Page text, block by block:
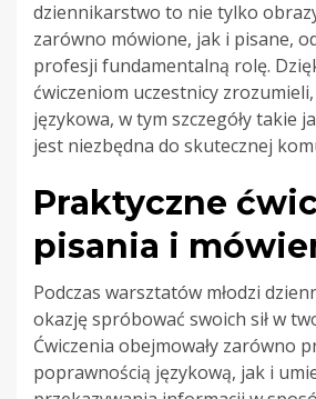
dziennikarstwo to nie tylko obrazy
zarówno mówione, jak i pisane,
profesji fundamentalną rolę.
ćwiczeniom uczestnicy
językowa, w tym szczegóły takie
jest niezbędna do skutecznej
Praktyczne
pisania i
Podczas warsztatów młodzi
okazję spróbować swoich sił w
Ćwiczenia obejmowały zarówno
poprawnością językową, jak i